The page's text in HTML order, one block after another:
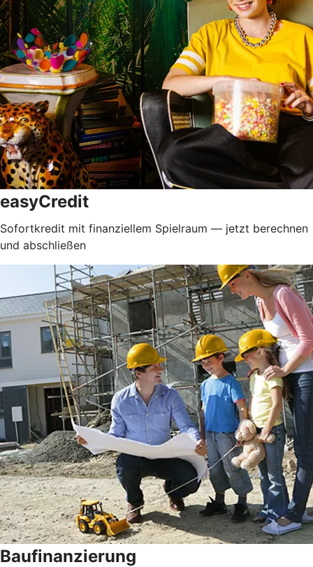
easyCredit
Sofortkredit mit finanziellem Spielraum — jetzt berechnen
und abschließen
Baufinanzierung